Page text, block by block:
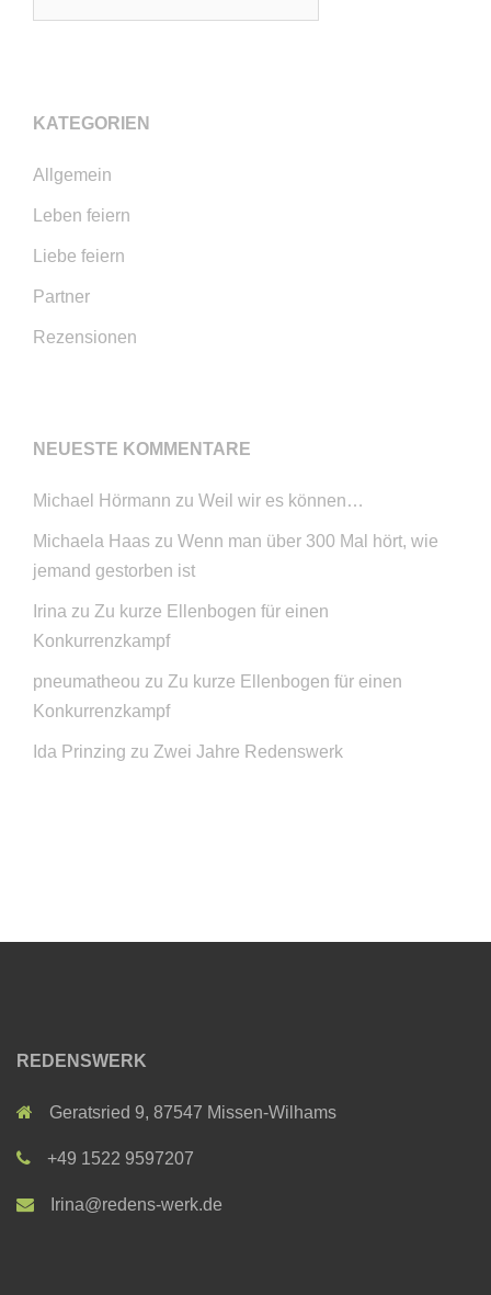
KATEGORIEN
Allgemein
Leben feiern
Liebe feiern
Partner
Rezensionen
NEUESTE KOMMENTARE
Michael Hörmann zu Weil wir es können…
Michaela Haas zu Wenn man über 300 Mal hört, wie
jemand gestorben ist
Irina zu Zu kurze Ellenbogen für einen
Konkurrenzkampf
pneumatheou zu Zu kurze Ellenbogen für einen
Konkurrenzkampf
Ida Prinzing zu Zwei Jahre Redenswerk
REDENSWERK
Geratsried 9, 87547 Missen-Wilhams
+49 1522 9597207
Irina@redens-werk.de